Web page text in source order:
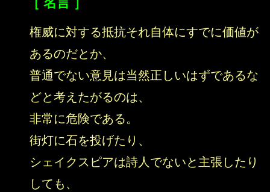
権威に対する抵抗それ自体にすでに価値が
あるのだとか、
普通でない意見は当然正しいはずであるな
どと考えたがるのは、
非常に危険である。
街灯に石を投げたり、
シェイクスピアは詩人でないと主張したり
しても、